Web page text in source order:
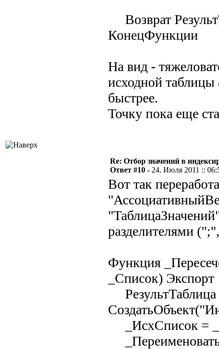
Возврат
КонецФункции
На вид -
исходной таблицы
быстрее.
Точку пока еще
Re: Отбор значений в
Ответ #10 - 24. Июля 2011 ::
Вот так
разделителями
Функция
_Список) Экспорт
РезультТаблица
_ИсхСписок =